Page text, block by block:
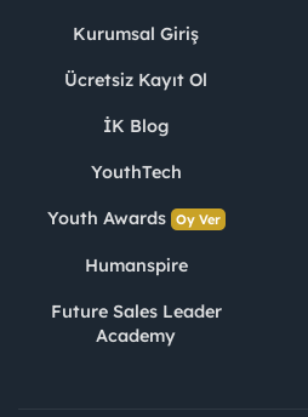
Kurumsal Giriş
Ücretsiz Kayıt Ol
İK Blog
YouthTech
Youth Awards Oy Ver
Humanspire
Future Sales Leader
Academy